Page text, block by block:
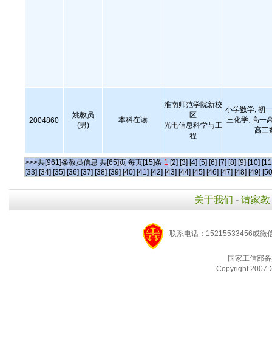
2004860
姚教员
(男)
本科在读
淮南师范学院新校
区
光电信息科学与工
程
小学数学, 初
三化学, 高一
高三
>>>共[961]条教员信息 共[65]页 每页[15]条 1 [2] [3] [4] [5] [6] [7] [8] [9] [10]
[33] [34] [35] [36] [37] [38] [39] [40] [41] [42] [43] [44] [45] [46] [47] [48] [49]
关于我们 - 请家教
联系电话：15215533456或微
国家工信部
Copyright 2007-